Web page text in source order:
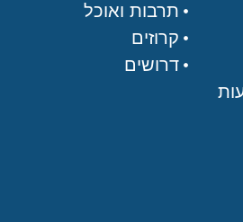
תרבות ואוכל
קרוזים
דרושים